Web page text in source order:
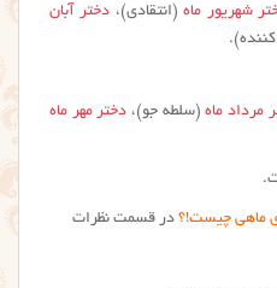
شهریور ماه(انتقادی)، دختر آبان
مرداد ماه(سلطه جو)، دختر مهر ماه
ماهی چیست!؟ در قسمت نظرات